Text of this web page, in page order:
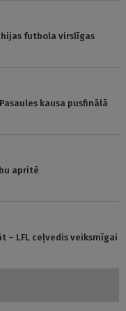
futbola virslīgas
kausa pusfinālā
apritē
– LFL ceļvedis veiksmīgai